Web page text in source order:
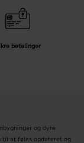
unikke mønstre
stil.
som skålegreb og
betalinger
og dyre
til at føles opdateret og